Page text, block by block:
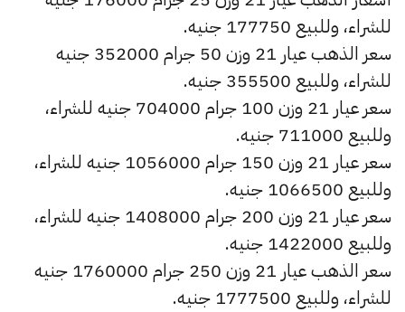
للشراء، وللبيع 177750 جنيه.
سعر الذهب عيار 21 وزن 50 جرام 352000 جنيه
للشراء، وللبيع 355500 جنيه.
سعر عيار 21 وزن 100 جرام 704000 جنيه للشراء،
وللبيع 711000 جنيه.
سعر عيار 21 وزن 150 جرام 1056000 جنيه للشراء،
وللبيع 1066500 جنيه.
سعر عيار 21 وزن 200 جرام 1408000 جنيه للشراء،
وللبيع 1422000 جنيه.
سعر الذهب عيار 21 وزن 250 جرام 1760000 جنيه
للشراء، وللبيع 1777500 جنيه.